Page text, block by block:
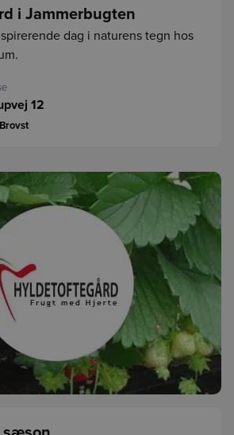
i Jammerbugten
dag i naturens tegn hos
12
Brovst